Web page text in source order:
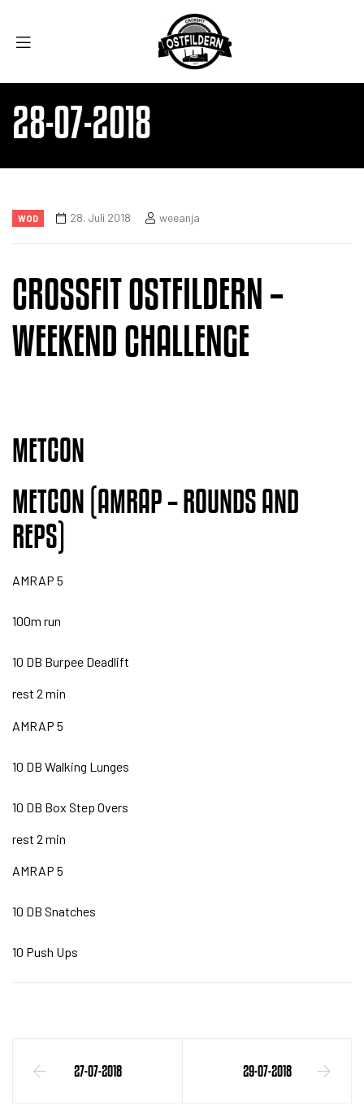
28-07-2018
WOD 28. Juli 2018 weeanja
CROSSFIT OSTFILDERN –
WEEKEND CHALLENGE
METCON
METCON (AMRAP – ROUNDS AND
REPS)
AMRAP 5
100m run
10 DB Burpee Deadlift
rest 2 min
AMRAP 5
10 DB Walking Lunges
10 DB Box Step Overs
rest 2 min
AMRAP 5
10 DB Snatches
10 Push Ups
27-07-2018 29-07-2018